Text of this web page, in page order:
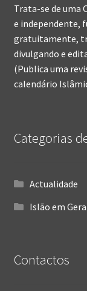
Trata-se de uma
e independente,
gratuitamente,
divulgando e
(Publica uma
calendário
Categorias
Actualidade
Islão em
Contactos